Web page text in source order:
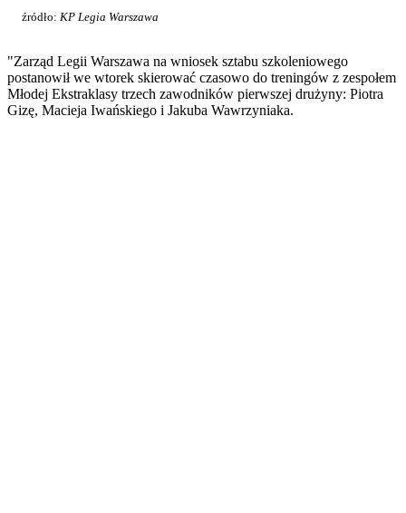
źródło: KP Legia Warszawa
"Zarząd Legii Warszawa na wniosek sztabu szkoleniowego
postanowił we wtorek skierować czasowo do treningów z zespołem
Młodej Ekstraklasy trzech zawodników pierwszej drużyny: Piotra
Gizę, Macieja Iwańskiego i Jakuba Wawrzyniaka.